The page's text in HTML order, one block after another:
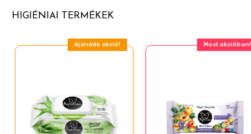
HIGIÉNIAI TERMÉKEK
Ajándék akció! Most akcióban!